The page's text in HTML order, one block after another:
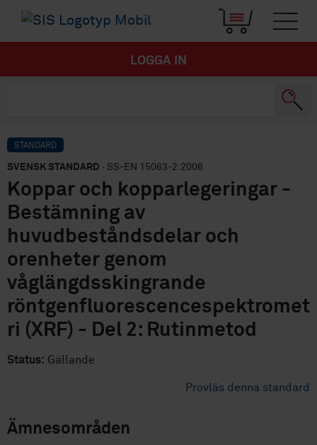
LOGGA IN
STANDARD
SVENSK STANDARD · SS-EN 15063-2:2006
Koppar och kopparlegeringar -
Bestämning av
huvudbeståndsdelar och
orenheter genom
våglängdsskingrande
röntgenfluorescencespektromet
ri (XRF) - Del 2: Rutinmetod
Status: Gällande
Provläs denna standard
Ämnesområden